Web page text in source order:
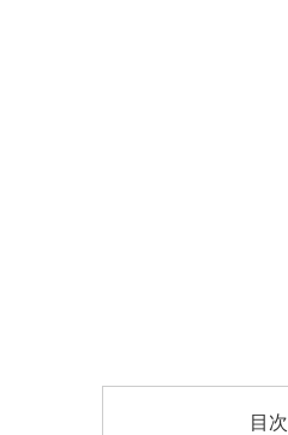
目次